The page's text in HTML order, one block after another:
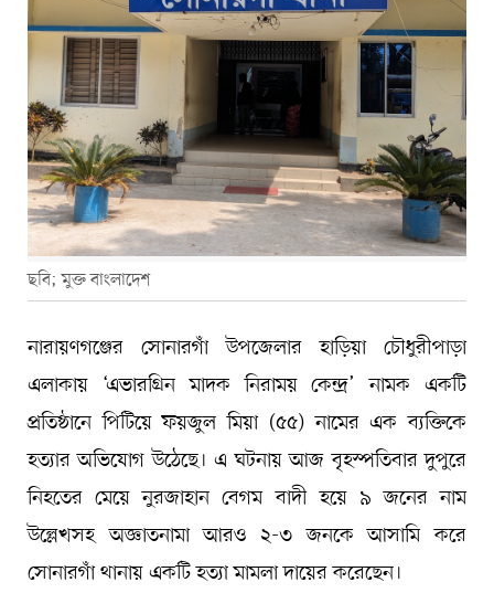
ছবি; মুক্ত বাংলাদেশ
নারায়ণগঞ্জের সোনারগাঁ উপজেলার হাড়িয়া চৌধুরীপাড়া
এলাকায় ‘এভারগ্রিন মাদক নিরাময় কেন্দ্র’ নামক একটি
প্রতিষ্ঠানে পিটিয়ে ফয়জুল মিয়া (৫৫) নামের এক ব্যক্তিকে
হত্যার অভিযোগ উঠেছে। এ ঘটনায় আজ বৃহস্পতিবার দুপুরে
নিহতের মেয়ে নুরজাহান বেগম বাদী হয়ে ৯ জনের নাম
উল্লেখসহ অজ্ঞাতনামা আরও ২-৩ জনকে আসামি করে
সোনারগাঁ থানায় একটি হত্যা মামলা দায়ের করেছেন।